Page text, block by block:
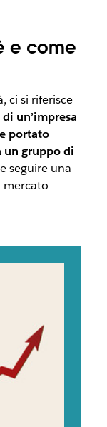
e come
ci si riferisce
un’impresa
portato
un gruppo di
seguire una
mercato